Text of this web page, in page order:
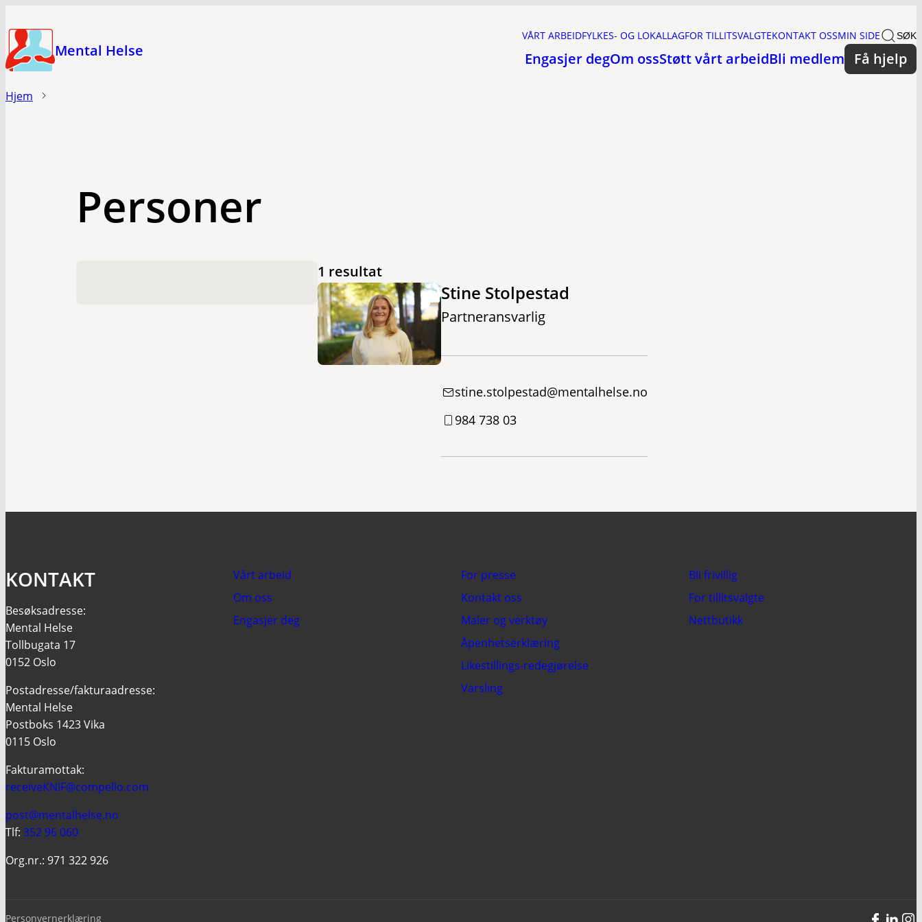
til
hovedinnholdMental Helse
VÅRT ARBEIDFYLKES- OG LOKALLAGFOR TILLITSVALGTEKONTAKT OSSMIN SIDE SØK
Engasjer degOm ossStøtt vårt arbeidBli medlem Få hjelp
Hjem
Personer
1 resultat
Stine Stolpestad
Partneransvarlig
stine.stolpestad@mentalhelse.no
984 738 03
KONTAKT
Besøksadresse:
Mental Helse
Tollbugata 17
0152 Oslo
Postadresse/fakturaadresse:
Mental Helse
Postboks 1423 Vika
0115 Oslo
Fakturamottak:
receiveKNIF@compello.com
post@mentalhelse.no
Tlf: 352 96 060
Org.nr.: 971 322 926
Vårt arbeid
Om oss
Engasjer deg
For presse
Kontakt oss
Maler og verktøy
Åpenhetserklæring
Likestillings-redegjørelse
Varsling
Bli frivillig
For tillitsvalgte
Nettbutikk
Personvernerklæring